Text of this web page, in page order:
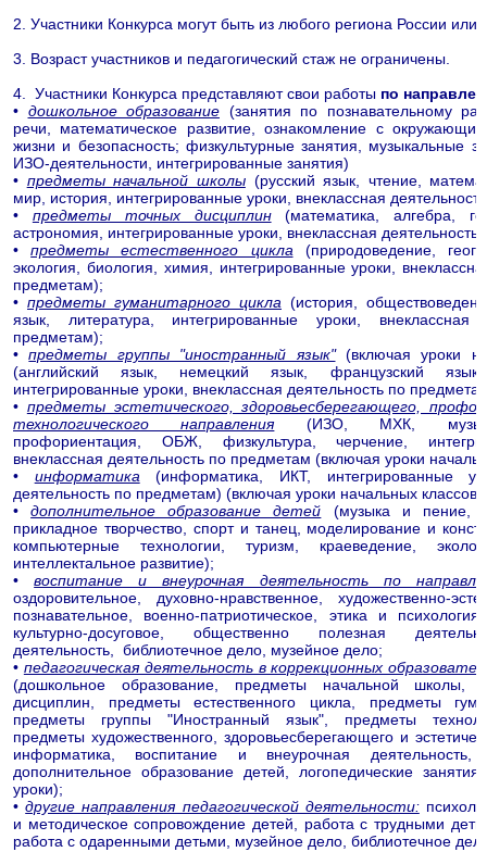
2. Участники Конкурса могут быть из любого региона России или
3. Возраст участников и педагогический стаж не ограничены.
4. Участники Конкурса представляют свои работы по
• дошкольное образование (занятия по познавательному
речи, математическое развитие, ознакомление с
жизни и безопасность; физкультурные занятия, музыкальные
ИЗО-деятельности, интегрированные занятия)
• предметы начальной школы(русский язык, чтение,
мир, история, интегрированные уроки, внеклассная
• предметы точных дисциплин(математика, алгебра,
астрономия, интегрированные уроки, внеклассная
•предметы естественного цикла (природоведение,
экология, биология, химия, интегрированные уроки,
предметам);
• предметы гуманитарного цикла (история,
язык, литература, интегрированные уроки, внеклассная
предметам);
•предметы группы "иностранный язык"(включая уроки
(английский язык, немецкий язык, французский
интегрированные уроки, внеклассная деятельность по
• предметы эстетического, здоровьесберегающего,
технологического направления(ИЗО, МХК, музыка,
профориентация, ОБЖ, физкультура, черчение,
внеклассная деятельность по предметам (включая уроки
• информатика (информатика, ИКТ, интегрированные
деятельность по предметам) (включая уроки начальных классов);
•дополнительное образование детей (музыка и пение,
прикладное творчество, спорт и танец, моделирование и
компьютерные технологии, туризм, краеведение,
интеллектальное развитие);
•воспитание и внеурочная деятельность по
оздоровительное, духовно-нравственное, художественно-
познавательное, военно-патриотическое, этика и
культурно-досуговое, общественно полезная
деятельность, библиотечное дело, музейное дело;
• педагогическая деятельность в коррекционных
(дошкольное образование, предметы начальной школы,
дисциплин, предметы естественного цикла, предметы
предметы группы "Иностранный язык", предметы
предметы художественного, здоровьесберегающего и
информатика, воспитание и внеурочная деятельность,
дополнительное образование детей, логопедические
уроки);
•другие направления педагогической деятельности:
и методическое сопровождение детей, работа с трудными
работа с одаренными детьми, музейное дело, библиотечное